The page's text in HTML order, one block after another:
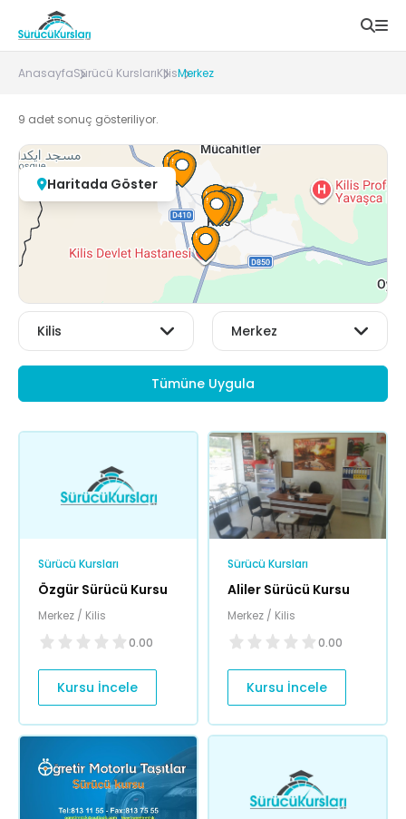
AnasayfaSürücü KurslarıKilisMerkez
9 adet sonuç gösteriliyor.
Haritada Göster
Tümüne Uygula
Sürücü Kursları
Özgür Sürücü Kursu
Merkez / Kilis
0.00
Kursu İncele
Sürücü Kursları
Aliler Sürücü Kursu
Merkez / Kilis
0.00
Kursu İncele